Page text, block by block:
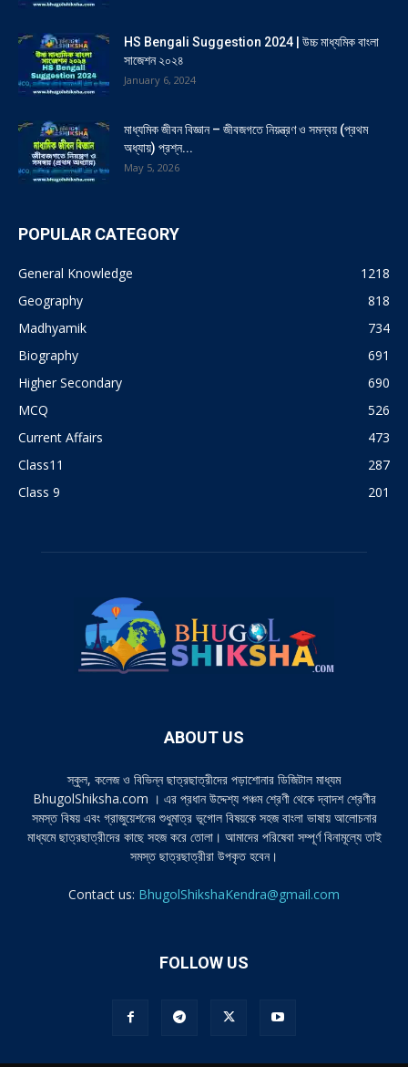
HS Bengali Suggestion 2024 | উচ্চ মাধ্যমিক বাংলা
সাজেশন ২০২৪
January 6, 2024
মাধ্যমিক জীবন বিজ্ঞান – জীবজগতে নিয়ন্ত্রণ ও সমন্বয় (প্রথম
অধ্যায়) প্রশ্ন...
May 5, 2026
POPULAR CATEGORY
General Knowledge
1218
Geography
818
Madhyamik
734
Biography
691
Higher Secondary
690
MCQ
526
Current Affairs
473
Class11
287
Class 9
201
ABOUT US
স্কুল, কলেজ ও বিভিন্ন ছাত্রছাত্রীদের পড়াশোনার ডিজিটাল মাধ্যম
BhugolShiksha.com । এর প্রধান উদ্দেশ্য পঞ্চম শ্রেণী থেকে দ্বাদশ শ্রেণীর
সমস্ত বিষয় এবং গ্রাজুয়েশনের শুধুমাত্র ভূগোল বিষয়কে সহজ বাংলা ভাষায় আলোচনার
মাধ্যমে ছাত্রছাত্রীদের কাছে সহজ করে তোলা। আমাদের পরিষেবা সম্পূর্ণ বিনামূল্যে তাই
সমস্ত ছাত্রছাত্রীরা উপকৃত হবেন।
Contact us: BhugolShikshaKendra@gmail.com
FOLLOW US